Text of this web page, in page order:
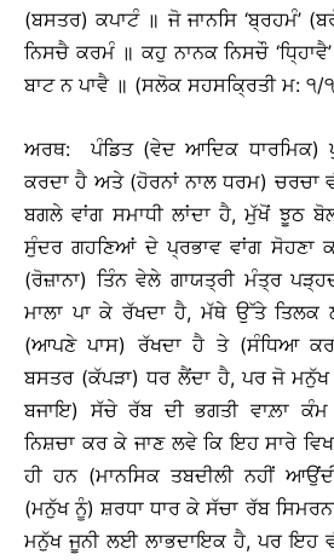
(ਬਸਤਰ) ਕਪਾਟੰ ॥ ਜੋ ਜਾਨਸਿ ‘ਬ੍ਰਹਮੰ’
ਨਿਸਚੈ ਕਰਮੰ ॥ ਕਹੁ ਨਾਨਕ ਨਿਸਚੌ
ਬਾਟ ਨ ਪਾਵੈ ॥ (ਸਲੋਕ ਸਹਸਕ੍ਰਿਤੀ ਮ: ੧/
ਅਰਥ: ਪੰਡਿਤ (ਵੇਦ ਆਦਿਕ ਧਾਰਮਿਕ)
ਕਰਦਾ ਹੈ ਅਤੇ (ਹੋਰਨਾਂ ਨਾਲ ਧਰਮ) ਚਰਚਾ
ਬਗਲੇ ਵਾਂਗ ਸਮਾਧੀ ਲਾਂਦਾ ਹੈ, ਮੁੱਖੋਂ ਝੂਠ
ਸੁੰਦਰ ਗਹਣਿਆਂ ਦੇ ਪ੍ਰਭਾਵ ਵਾਂਗ ਸੋਹਣਾ
(ਰੋਜ਼ਾਨਾ) ਤਿੰਨ ਵੇਲੇ ਗਾਯਤ੍ਰੀ ਮੰਤ੍ਰ
ਮਾਲਾ ਪਾ ਕੇ ਰੱਖਦਾ ਹੈ, ਮੱਥੇ ਉੱਤੇ ਤਿਲਕ
(ਆਪਣੇ ਪਾਸ) ਰੱਖਦਾ ਹੈ ਤੇ (ਸੰਧਿਆ
ਬਸਤਰ (ਕੱਪੜਾ) ਧਰ ਲੈਂਦਾ ਹੈ, ਪਰ ਜੋ ਮਨੁੱਖ
ਬਜਾਇ) ਸੱਚੇ ਰੱਬ ਦੀ ਭਗਤੀ ਵਾਲ਼ਾ
ਨਿਸ਼ਚਾ ਕਰ ਕੇ ਜਾਣ ਲਵੇ ਕਿ ਇਹ ਸਾਰੇ
ਹੀ ਹਨ (ਮਾਨਸਿਕ ਤਬਦੀਲੀ ਨਹੀਂ
(ਮਨੁੱਖ ਨੂੰ) ਸ਼ਰਧਾ ਧਾਰ ਕੇ ਸੱਚਾ ਰੱਬ
ਮਨੁੱਖ ਜੂਨੀ ਲਈ ਲਾਭਦਾਇਕ ਹੈ, ਪਰ ਇਹ